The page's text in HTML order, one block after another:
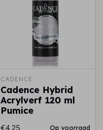
CADENCE
Cadence Hybrid
Acrylverf 120 ml
Pumice
€4,25 Op voorraad